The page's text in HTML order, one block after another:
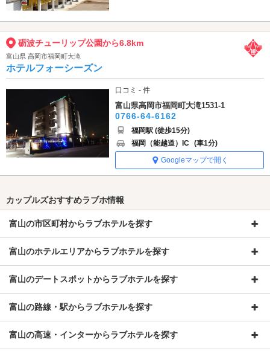
砺波チューリップ公園から6.8km
富山県 高岡市福岡町大滝
ホテルフォーシーズン
口コミ - 件
富山県高岡市福岡町大滝1531-1
0766-64-6162
福岡駅 (徒歩15分)
福岡（能越道）IC (車1分)
Googleマップで開く
カップルズおすすめラブホ情報
富山の市区町村からラブホテルを探す
富山のホテルエリアからラブホテルを探す
富山のデートスポットからラブホテルを探す
富山の路線・駅からラブホテルを探す
富山の高速・インターからラブホテルを探す